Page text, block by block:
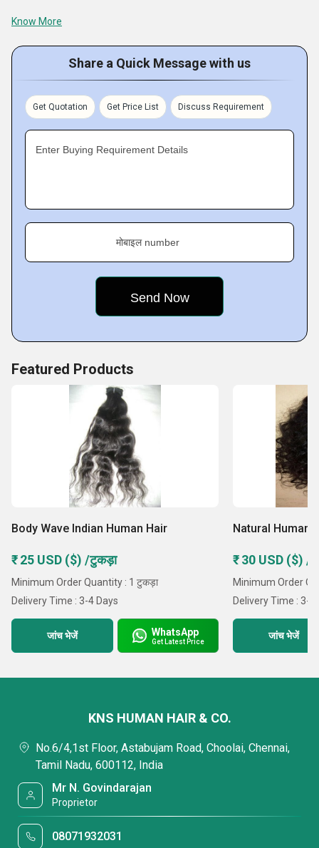
Know More
Share a Quick Message with us
Get Quotation Get Price List Discuss Requirement
Enter Buying Requirement Details
मोबाइल number
Featured Products
Body Wave Indian Human Hair
₹ 25 USD ($) /टुकड़ा
Minimum Order Quantity : 1 टुकड़ा
Delivery Time : 3-4 Days
जांच भेजें WhatsApp
Get Latest Price
Natural Human
₹ 30 USD ($) /
Minimum Order
Delivery Time : 3-4
जांच भेजें
KNS HUMAN HAIR & CO.
No.6/4,1st Floor, Astabujam Road, Choolai, Chennai,
Tamil Nadu, 600112, India
Mr N. Govindarajan
Proprietor
08071932031